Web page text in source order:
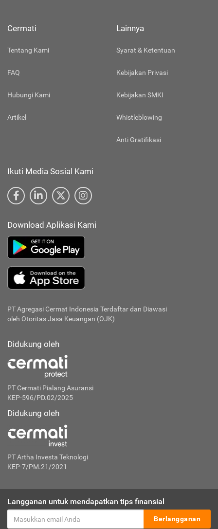
Cermati
Tentang Kami
FAQ
Hubungi Kami
Artikel
Lainnya
Syarat & Ketentuan
Kebijakan Privasi
Kebijakan SMKI
Whistleblowing
Anti Gratifikasi
Ikuti Media Sosial Kami
Download Aplikasi Kami
PT Agregasi Cermat Indonesia Terdaftar dan Diawasi
oleh Otoritas Jasa Keuangan (OJK)
Didukung oleh
PT Cermati Pialang Asuransi
KEP-596/PD.02/2025
Didukung oleh
PT Artha Investa Teknologi
KEP-7/PM.21/2021
Langganan untuk mendapatkan tips finansial
Berlangganan